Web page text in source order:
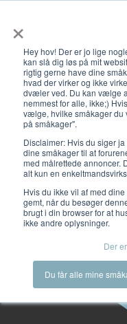
×
Hey hov! Der er jo lige
kan slå dig løs på mit
rigtig gerne have dine
hvad der virker og ikke
dvæler ved. Du kan vælge
nemmest for alle, ikke;)
vælge, hvilke småkager du
på småkager".
Disclaimer: Hvis du siger
dine småkager til at
med målrettede annoncer.
alt kun en
Hvis du ikke vil af med
gemt, når du besøger
brugt i din browser for at
ikke andre oplysninger.
Der
Du får alle mine